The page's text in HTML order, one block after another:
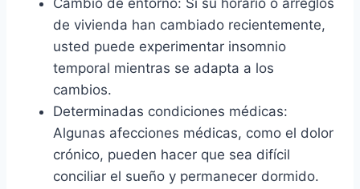
Cambio de entorno: Si su horario o arreglos
de vivienda han cambiado recientemente,
usted puede experimentar insomnio
temporal mientras se adapta a los
cambios.
Determinadas condiciones médicas:
Algunas afecciones médicas, como el dolor
crónico, pueden hacer que sea difícil
conciliar el sueño y permanecer dormido.